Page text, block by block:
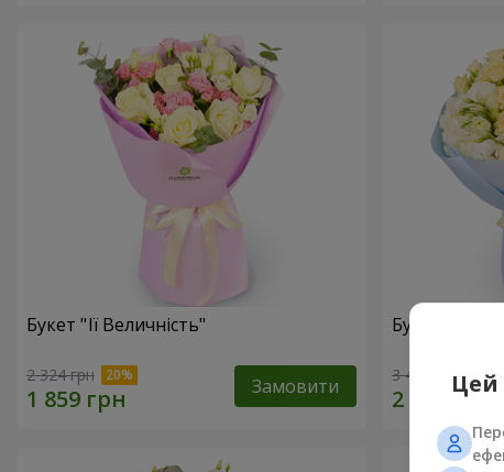
Букет "Її Величність"
2 324 грн Замовити
Букет "Аріана"
3 481 грнЦей